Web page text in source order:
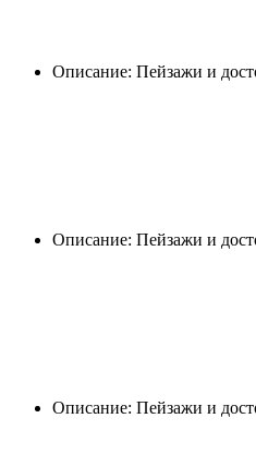
Описание: Пейзажи и
Описание: Пейзажи и
Описание: Пейзажи и